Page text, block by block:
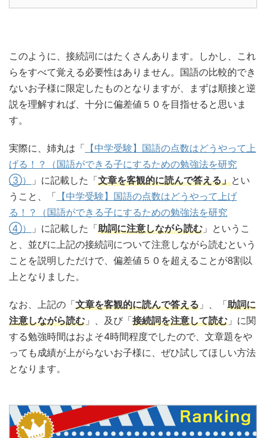
このように、接続詞にはたくさんあります。しかし、これ
らをすべて覚える必要性はありません。国語の比較的でき
ないお子様に限定したものとなりますが、まずは順接と逆
説を理解すれば、十分に偏差値５０を目指せると思いま
す。
実際に、姉丸は「 【中学受験】国語の点数はどうやって上
げる！？（国語ができる子にするための勉強法を研究
③）
」に記載した「文章を客観的に読んで答える」とい
うこと、「 【中学受験】国語の点数はどうやって上げ
る！？（国語ができる子にするための勉強法を研究
④）
」に記載した「助詞に注意しながら読む 」というこ
と、並びに上記の接続詞について注意しながら読むという
ことを説明しただけで、偏差値５０を超えることが8割以
上となりました。
なお、上記の「文章を客観的に読んで答える 」、「助詞に
注意しながら読む 」、及び「接続詞を注意して読む 」に関
する勉強時間はおよそ4時間程度でしたので、文章題をや
っても成績が上がらないお子様に、ぜひ試してほしい方法
となります。